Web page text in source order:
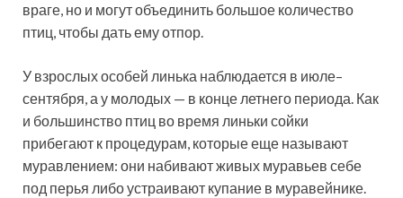
враге, но и могут объединить большое количество
птиц, чтобы дать ему отпор.
У взрослых особей линька наблюдается в июле–
сентября, а у молодых — в конце летнего периода. Как
и большинство птиц во время линьки сойки
прибегают к процедурам, которые еще называют
муравлением: они набивают живых муравьев себе
под перья либо устраивают купание в муравейнике.